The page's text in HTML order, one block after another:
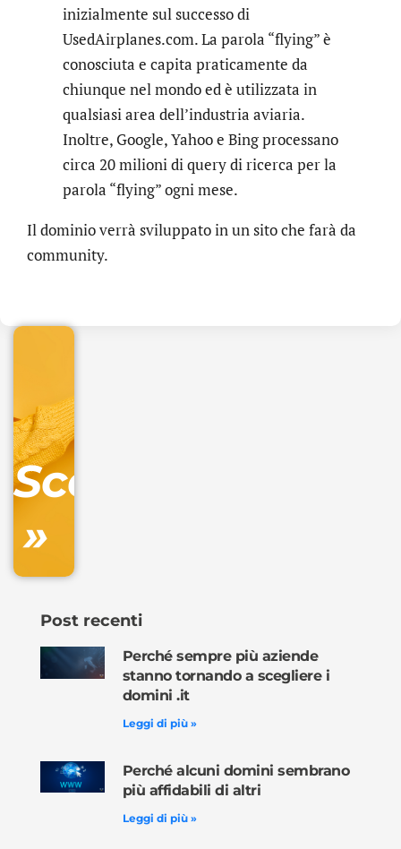
inizialmente sul successo di
UsedAirplanes.com. La parola “flying” è
conosciuta e capita praticamente da
chiunque nel mondo ed è utilizzata in
qualsiasi area dell’industria aviaria.
Inoltre, Google, Yahoo e Bing processano
circa 20 milioni di query di ricerca per la
parola “flying” ogni mese.
Il dominio verrà sviluppato in un sito che farà da
community.
Scopri
»
.online
Post recenti
Perché sempre più aziende
stanno tornando a scegliere i
domini .it
Leggi di più »
Perché alcuni domini sembrano
più affidabili di altri
Leggi di più »